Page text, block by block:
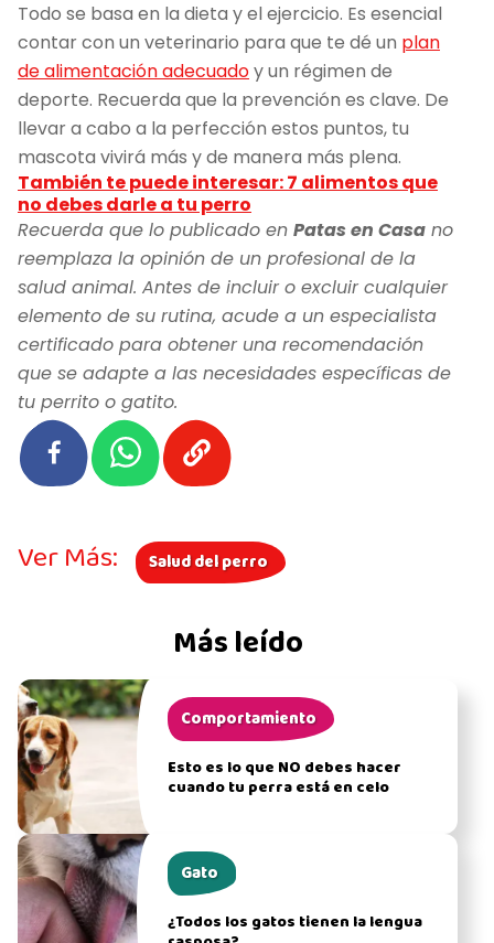
Todo se basa en la dieta y el ejercicio. Es esencial
contar con un veterinario para que te dé un plan
de alimentación adecuadoy un régimen de
deporte. Recuerda que la prevención es clave. De
llevar a cabo a la perfección estos puntos, tu
mascota vivirá más y de manera más plena.
También te puede interesar: 7 alimentos que
no debes darle a tu perro
Recuerda que lo publicado en Patas en Casa no
reemplaza la opinión de un profesional de la
salud animal. Antes de incluir o excluir cualquier
elemento de su rutina, acude a un especialista
certificado para obtener una recomendación
que se adapte a las necesidades específicas de
tu perrito o gatito.
Más leído
Comportamiento
Esto es lo que NO debes hacer
cuando tu perra está en celo
Gato
¿Todos los gatos tienen la lengua
Ver Más: Salud del perro